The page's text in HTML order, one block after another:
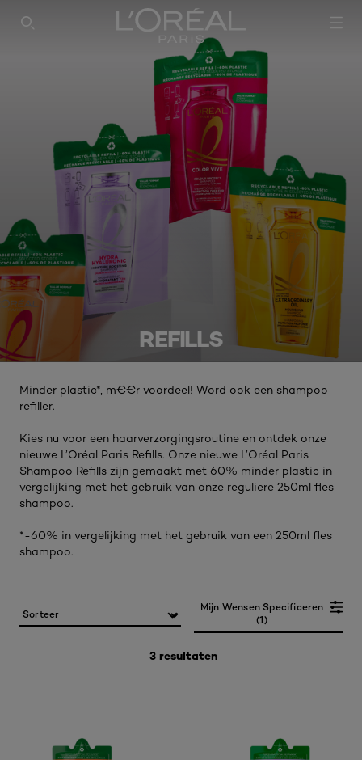
SEARCH THIS SITE
REFILLS
Minder plastic*, m€€r voordeel! Word ook een shampoo
refiller.​
Kies nu voor een haarverzorgingsroutine en ontdek onze
nieuwe L’Oréal Paris Refills. Onze nieuwe L’Oréal Paris
Shampoo Refills zijn gemaakt met 60% minder plastic in
vergelijking met het gebruik van onze reguliere 250ml fles
shampoo. ​
*-60% in vergelijking met het gebruik van een 250ml fles
shampoo.​
3 resultaten
Mijn Wensen Specificeren
(1)